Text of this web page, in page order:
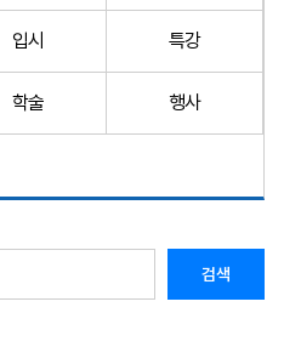
입시 특강
학술 행사
검색